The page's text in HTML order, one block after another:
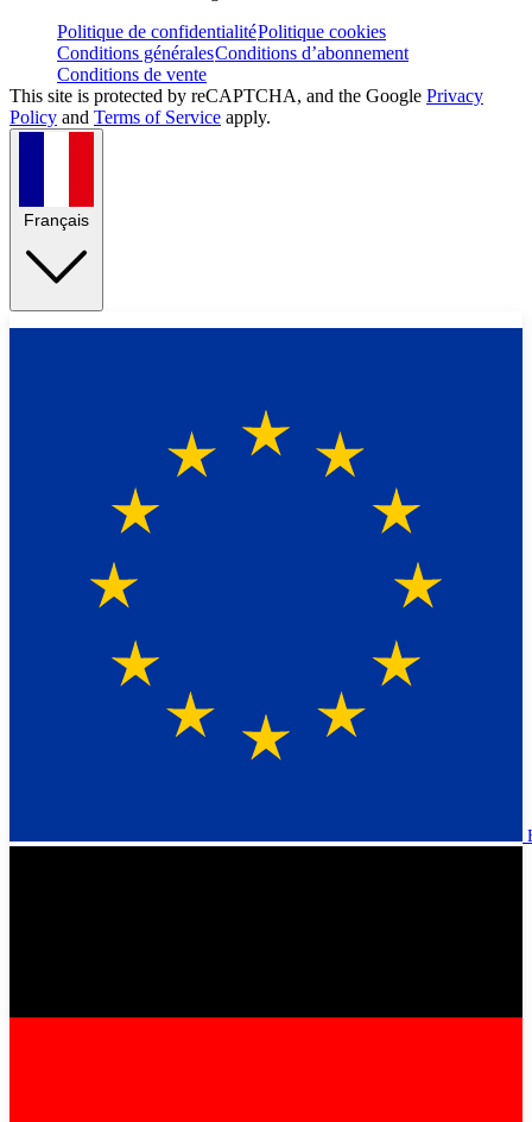
Politique de confidentialitéPolitique cookies
Conditions généralesConditions d’abonnement
Conditions de vente
This site is protected by reCAPTCHA, and the Google Privacy
Policy and Terms of Service apply.
Français